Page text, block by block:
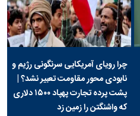
چرا رویای آمریکایی سرنگونی رژیم و
نابودی محور مقاومت تعبیر نشد؟ |
پشت پرده تجارت پهپاد‌ ۱۵۰۰ دلاری
که واشنگتن را زمین زد